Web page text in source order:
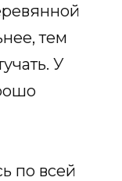
тем
У
по всей